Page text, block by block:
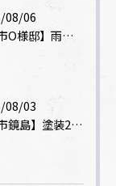
08/06
【岐阜市O様邸】雨漏りを解消！塩ビシート機械固定工法による屋根防水工事
08/03
【岐阜市鏡島】塗装2回のカラーベスト屋根をカバー工法でガルバリウム鋼板に改修！